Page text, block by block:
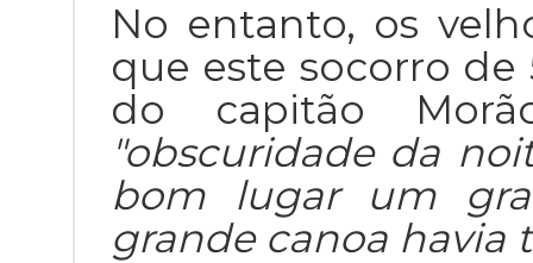
No entanto, os
que este socorro de
do capitão
"obscuridade da
bom lugar um
grande canoa havia